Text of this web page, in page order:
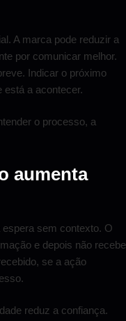
A marca pode reduzir a
por comunicar melhor.
Indicar o próximo
está a acontecer.
o processo, a
aumenta
sem contexto. O
e depois não recebe
se a ação
reduz a confiança.